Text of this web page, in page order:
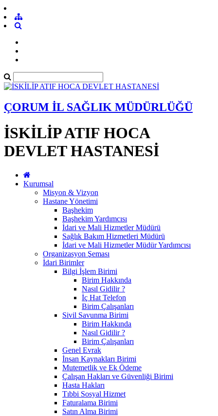
ÇORUM İL SAĞLIK MÜDÜRLÜĞÜ
İSKİLİP ATIF HOCA
DEVLET HASTANESİ
Kurumsal
Misyon & Vizyon
Hastane Yönetimi
Başhekim
Başhekim Yardımcısı
İdari ve Mali Hizmetler Müdürü
Sağlık Bakım Hizmetleri Müdürü
İdari ve Mali Hizmetler Müdür Yardımcısı
Organizasyon Şeması
İdari Birimler
Bilgi İşlem Birimi
Birim Hakkında
Nasıl Gidilir ?
İç Hat Telefon
Birim Çalışanları
Sivil Savunma Birimi
Birim Hakkında
Nasıl Gidilir ?
Birim Çalışanları
Genel Evrak
İnsan Kaynakları Birimi
Mutemetlik ve Ek Ödeme
Çalışan Hakları ve Güvenliği Birimi
Hasta Hakları
Tıbbi Sosyal Hizmet
Faturalama Birimi
Satın Alma Birimi